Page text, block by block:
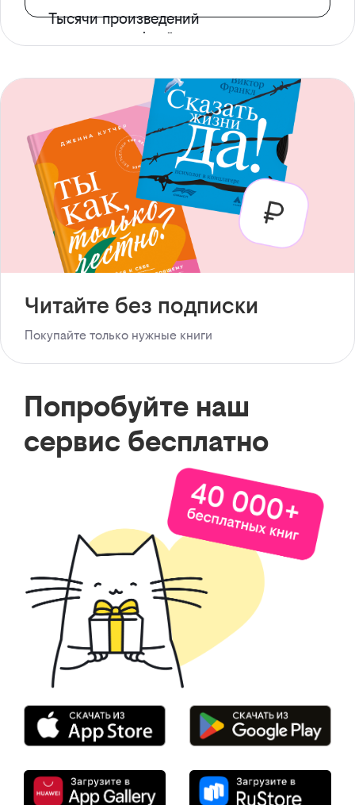
Тысячи произведений
с доступом офлайн
Читайте без подписки
Покупайте только нужные книги
Попробуйте наш
сервис бесплатно